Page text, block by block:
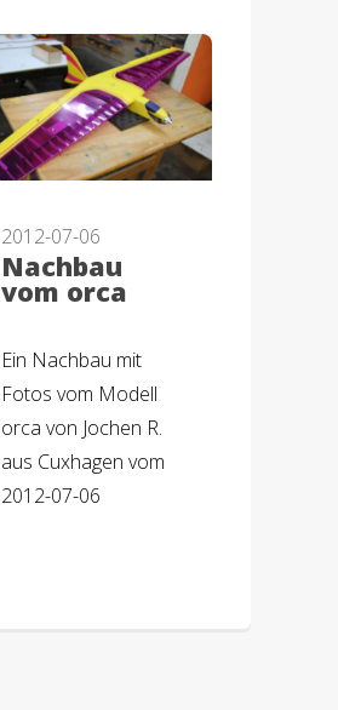
2012-07-06
Nachbau
vom orca
Ein Nachbau mit
Fotos vom Modell
orca von Jochen R.
aus Cuxhagen vom
2012-07-06